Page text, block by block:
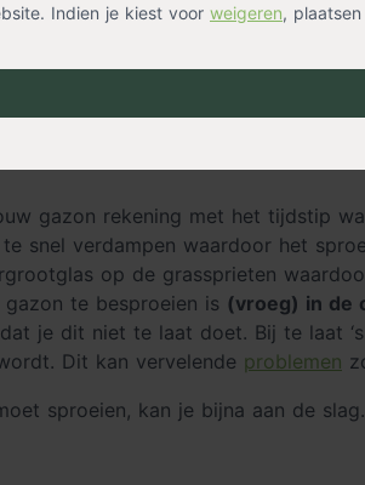
Indien je kiest voor weigeren,
jouw gazon groeit en hoe vaak
.
gazon rekening met het tijdstip
snel verdampen waardoor het
op de grassprieten
te besproeien is (vroeg) in de
je dit niet te laat doet. Bij te laat
Dit kan vervelende problemen
sproeien, kan je bijna aan de